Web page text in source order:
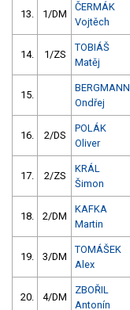
13. 1/DM
ČERMÁK
Vojtěch
14. 1/ZS
TOBIÁŠ
Matěj
15.
BERGMANN
Ondřej
16. 2/DS
POLÁK
Oliver
17. 2/ZS
KRÁL
Šimon
18. 2/DM
KAFKA
Martin
19. 3/DM
TOMÁŠEK
Alex
20. 4/DM
ZBOŘIL
Antonín